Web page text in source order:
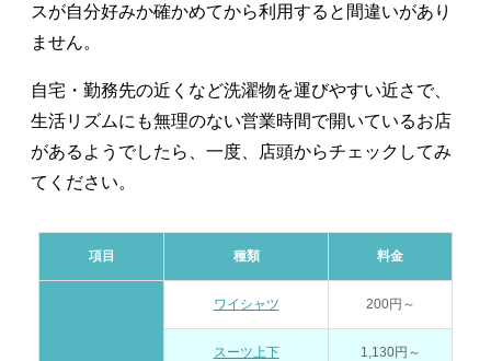
スが自分好みか確かめてから利用すると間違いがあり
ません。
自宅・勤務先の近くなど洗濯物を運びやすい近さで、
生活リズムにも無理のない営業時間で開いているお店
があるようでしたら、一度、店頭からチェックしてみ
てください。
項目 種類 料金
ワイシャツ 200円～
スーツ上下 1,130円～